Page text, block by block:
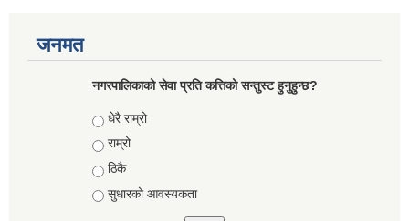
जनमत
नगरपालिकाको सेवा प्रति कत्तिको सन्तुस्ट हुनुहुन्छ?
Choices
धेरै राम्रो
राम्रो
ठिकै
सुधारको आवस्यकता